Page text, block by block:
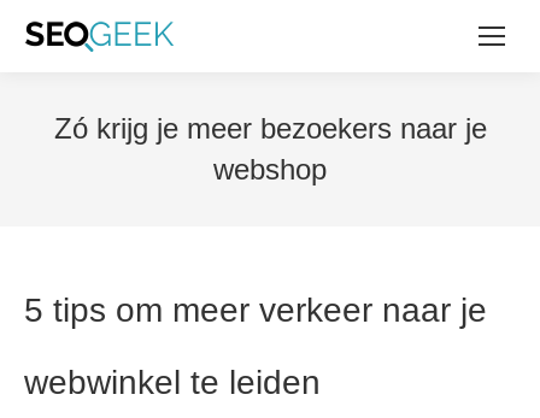
Zó krijg je meer bezoekers naar je
webshop
5 tips om meer verkeer naar je
webwinkel te leiden